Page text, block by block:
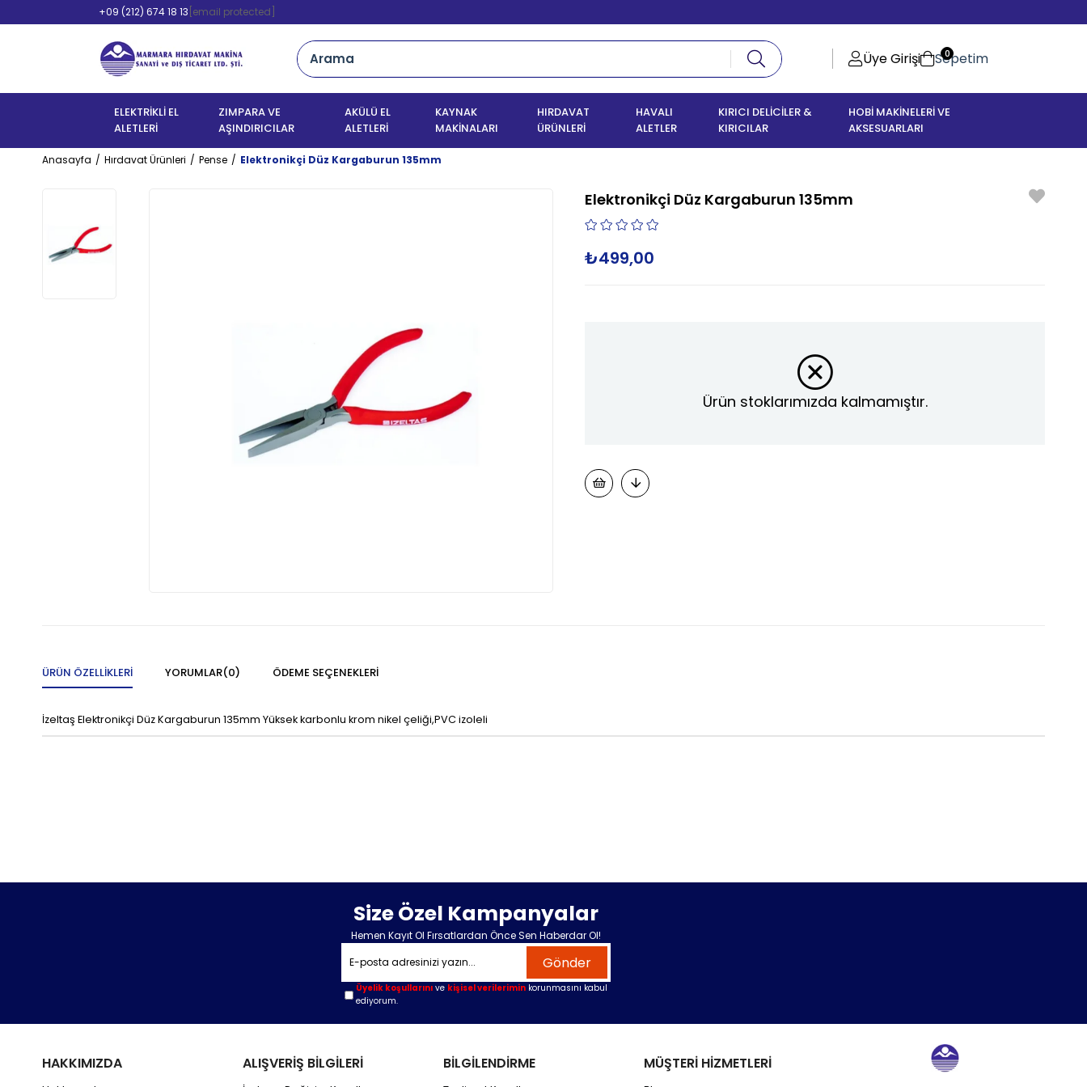
+09 (212) 674 18 13 [email protected]
Üye Girişi Sepetim
0
ELEKTRİKLİ EL
ALETLERİ
ZIMPARA VE
AŞINDIRICILAR
AKÜLÜ EL
ALETLERİ
KAYNAK
MAKİNALARI
HIRDAVAT
ÜRÜNLERİ
HAVALI
ALETLER
KIRICI DELİCİLER &
KIRICILAR
HOBİ MAKİNELERİ VE
AKSESUARLARI
Anasayfa Hırdavat Ürünleri Pense Elektronikçi Düz Kargaburun 135mm
Elektronikçi Düz Kargaburun 135mm
₺499,00
Ürün stoklarımızda kalmamıştır.
ÜRÜN ÖZELLIKLERI YORUMLAR(0) ÖDEME SEÇENEKLERI
İzeltaş Elektronikçi Düz Kargaburun 135mm Yüksek karbonlu krom nikel çeliği,PVC izoleli
Size Özel Kampanyalar
Hemen Kayıt Ol Fırsatlardan Önce Sen Haberdar Ol!
Gönder
Üyelik koşullarını ve kişisel verilerimin korunmasını kabul
ediyorum.
HAKKIMIZDA ALIŞVERİŞ BİLGİLERİ BİLGİLENDİRME MÜŞTERİ HİZMETLERİ